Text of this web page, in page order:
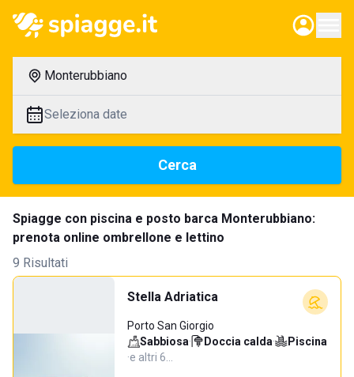
Monterubbiano
Seleziona date
Cerca
Spiagge con piscina e posto barca Monterubbiano:
prenota online ombrellone e lettino
9 Risultati
Stella Adriatica
Porto San Giorgio
Sabbiosa· Doccia calda·
Piscina
·e altri 6…